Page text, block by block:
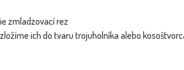
zmladzovací rez
ich do tvaru trojuholníka alebo